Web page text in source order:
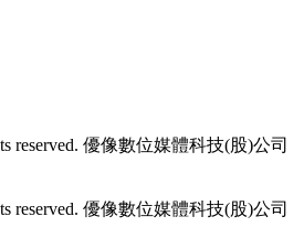
reserved. 優像數位媒體科技(股)公司
reserved. 優像數位媒體科技(股)公司